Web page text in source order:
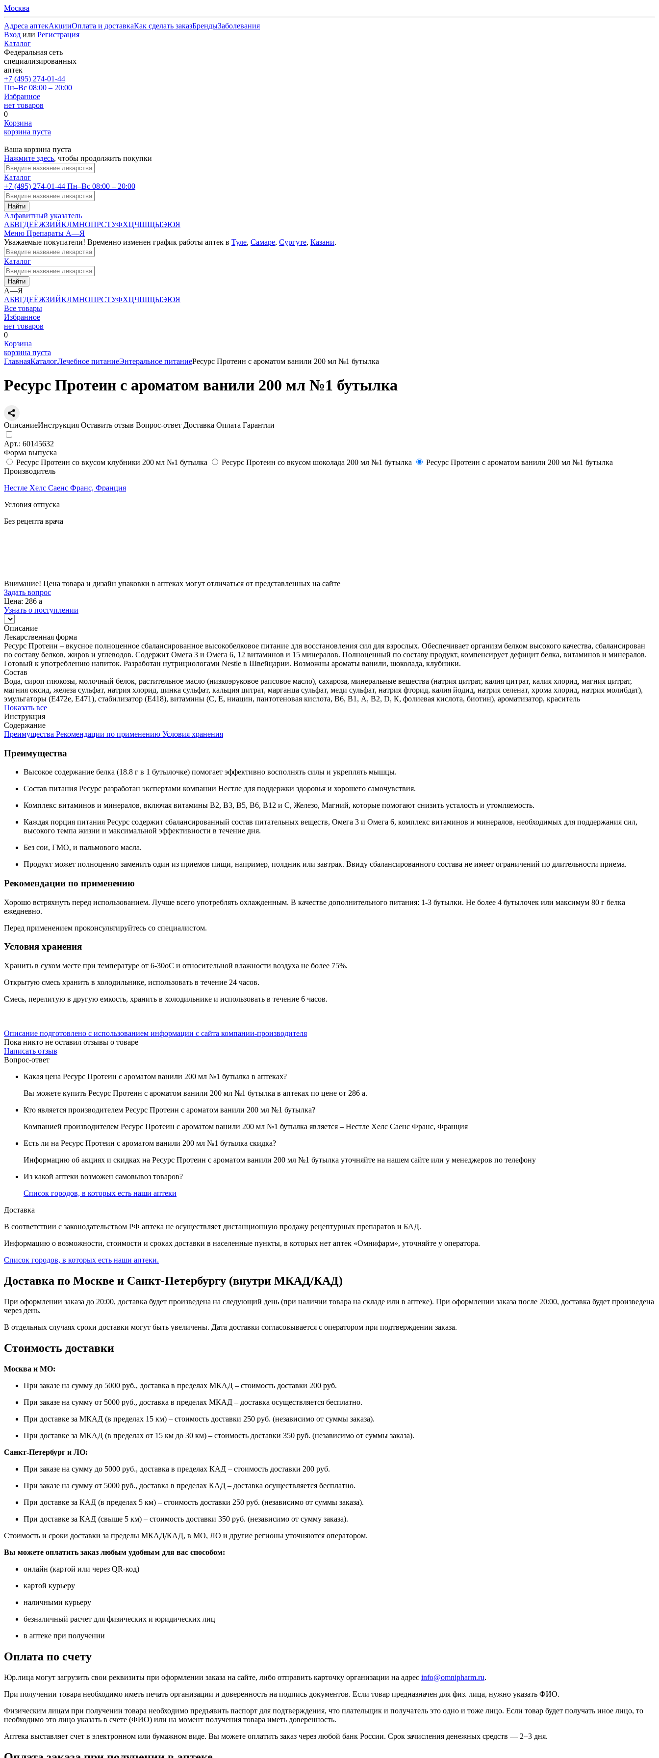
Москва
Адреса аптекАкцииОплата и доставкаКак сделать заказБрендыЗаболевания
Вход или Регистрация
Каталог
Федеральная сеть
специализированных
аптек
+7 (495) 274-01-44
Пн–Вс 08:00 – 20:00
Избранное
нет товаров
0
Корзина
корзина пуста
Ваша корзина пуста
Нажмите здесь, чтобы продолжить покупки
Каталог
+7 (495) 274-01-44 Пн–Вс 08:00 – 20:00
Найти
Алфавитный указатель
АБВГДЕЁЖЗИЙКЛМНОПРСТУФХЦЧШЩЫЭЮЯ
Меню Препараты А—Я
Уважаемые покупатели! Временно изменен график работы аптек в Туле, Самаре, Сургуте, Казани.
Каталог
Найти
А—Я
АБВГДЕЁЖЗИЙКЛМНОПРСТУФХЦЧШЩЫЭЮЯ
Все товары
Избранное
нет товаров
0
Корзина
корзина пуста
ГлавнаяКаталогЛечебное питаниеЭнтеральное питаниеРесурс Протеин с ароматом ванили 200 мл №1 бутылка
Ресурс Протеин с ароматом ванили 200 мл №1 бутылка
ОписаниеИнструкция Оставить отзыв Вопрос-ответ Доставка Оплата Гарантии
Арт.: 60145632
Форма выпуска
Ресурс Протеин со вкусом клубники 200 мл №1 бутылка
Ресурс Протеин со вкусом шоколада 200 мл №1 бутылка
Ресурс Протеин с ароматом ванили 200 мл №1 бутылка
Производитель
Нестле Хелс Саенс Франс, Франция
Условия отпуска
Без рецепта врача
Внимание! Цена товара и дизайн упаковки в аптеках могут отличаться от представленных на сайте
Задать вопрос
Цена: 286 a
Узнать о поступлении
Описание
Лекарственная форма
Ресурс Протеин – вкусное полноценное сбалансированное высокобелковое питание для восстановления сил для взрослых. Обеспечивает организм белком высокого качества, сбалансирован
по составу белков, жиров и углеводов. Содержит Омега 3 и Омега 6, 12 витаминов и 15 минералов. Полноценный по составу продукт, компенсирует дефицит белка, витаминов и минералов.
Готовый к употреблению напиток. Разработан нутрициологами Nestle в Швейцарии. Возможны ароматы ванили, шоколада, клубники.
Состав
Вода, сироп глюкозы, молочный белок, растительное масло (низкоэруковое рапсовое масло), сахароза, минеральные вещества (натрия цитрат, калия цитрат, калия хлорид, магния цитрат,
магния оксид, железа сульфат, натрия хлорид, цинка сульфат, кальция цитрат, марганца сульфат, меди сульфат, натрия фторид, калия йодид, натрия селенат, хрома хлорид, натрия молибдат),
эмульгаторы (Е472е, Е471), стабилизатор (Е418), витамины (С, Е, ниацин, пантотеновая кислота, В6, В1, А, В2, D, К, фолиевая кислота, биотин), ароматизатор, краситель
Показать все
Инструкция
Содержание
Преимущества Рекомендации по применению Условия хранения
Преимущества
Высокое содержание белка (18.8 г в 1 бутылочке) помогает эффективно восполнять силы и укреплять мышцы.
Состав питания Ресурс разработан экспертами компании Нестле для поддержки здоровья и хорошего самочувствия.
Комплекс витаминов и минералов, включая витамины B2, В3, В5, B6, B12 и С, Железо, Магний, которые помогают снизить усталость и утомляемость.
Каждая порция питания Ресурс содержит сбалансированный состав питательных веществ, Омега 3 и Омега 6, комплекс витаминов и минералов, необходимых для поддержания сил,
высокого темпа жизни и максимальной эффективности в течение дня.
Без сои, ГМО, и пальмового масла.
Продукт может полноценно заменить один из приемов пищи, например, полдник или завтрак. Ввиду сбалансированного состава не имеет ограничений по длительности приема.
Рекомендации по применению
Хорошо встряхнуть перед использованием. Лучше всего употреблять охлажденным. В качестве дополнительного питания: 1-3 бутылки. Не более 4 бутылочек или максимум 80 г белка
ежедневно.
Перед применением проконсультируйтесь со специалистом.
Условия хранения
Хранить в сухом месте при температуре от 6-30оС и относительной влажности воздуха не более 75%.
Открытую смесь хранить в холодильнике, использовать в течение 24 часов.
Смесь, перелитую в другую емкость, хранить в холодильнике и использовать в течение 6 часов.
Описание подготовлено с использованием информации с сайта компании-производителя
Пока никто не оставил отзывы о товаре
Написать отзыв
Вопрос-ответ
Какая цена Ресурс Протеин с ароматом ванили 200 мл №1 бутылка в аптеках?
Вы можете купить Ресурс Протеин с ароматом ванили 200 мл №1 бутылка в аптеках по цене от 286 a.
Кто является производителем Ресурс Протеин с ароматом ванили 200 мл №1 бутылка?
Компанией производителем Ресурс Протеин с ароматом ванили 200 мл №1 бутылка является – Нестле Хелс Саенс Франс, Франция
Есть ли на Ресурс Протеин с ароматом ванили 200 мл №1 бутылка скидка?
Информацию об акциях и скидках на Ресурс Протеин с ароматом ванили 200 мл №1 бутылка уточняйте на нашем сайте или у менеджеров по телефону
Из какой аптеки возможен самовывоз товаров?
Список городов, в которых есть наши аптеки
Доставка
В соответствии с законодательством РФ аптека не осуществляет дистанционную продажу рецептурных препаратов и БАД.
Информацию о возможности, стоимости и сроках доставки в населенные пункты, в которых нет аптек «Омнифарм», уточняйте у оператора.
Список городов, в которых есть наши аптеки.
Доставка по Москве и Санкт-Петербургу (внутри МКАД/КАД)
При оформлении заказа до 20:00, доставка будет произведена на следующий день (при наличии товара на складе или в аптеке). При оформлении заказа после 20:00, доставка будет произведена
через день.
В отдельных случаях сроки доставки могут быть увеличены. Дата доставки согласовывается с оператором при подтверждении заказа.
Стоимость доставки
Москва и МО:
При заказе на сумму до 5000 руб., доставка в пределах МКАД – стоимость доставки 200 руб.
При заказе на сумму от 5000 руб., доставка в пределах МКАД – доставка осуществляется бесплатно.
При доставке за МКАД (в пределах 15 км) – стоимость доставки 250 руб. (независимо от суммы заказа).
При доставке за МКАД (в пределах от 15 км до 30 км) – стоимость доставки 350 руб. (независимо от суммы заказа).
Санкт-Петербург и ЛО:
При заказе на сумму до 5000 руб., доставка в пределах КАД – стоимость доставки 200 руб.
При заказе на сумму от 5000 руб., доставка в пределах КАД – доставка осуществляется бесплатно.
При доставке за КАД (в пределах 5 км) – стоимость доставки 250 руб. (независимо от суммы заказа).
При доставке за КАД (свыше 5 км) – стоимость доставки 350 руб. (независимо от сумму заказа).
Стоимость и сроки доставки за пределы МКАД/КАД, в МО, ЛО и другие регионы уточняются оператором.
Вы можете оплатить заказ любым удобным для вас способом:
онлайн (картой или через QR-код)
картой курьеру
наличными курьеру
безналичный расчет для физических и юридических лиц
в аптеке при получении
Оплата по счету
Юр.лица могут загрузить свои реквизиты при оформлении заказа на сайте, либо отправить карточку организации на адрес info@omnipharm.ru.
При получении товара необходимо иметь печать организации и доверенность на подпись документов. Если товар предназначен для физ. лица, нужно указать ФИО.
Физическим лицам при получении товара необходимо предъявить паспорт для подтверждения, что плательщик и получатель это одно и тоже лицо. Если товар будет получать иное лицо, то
необходимо это лицо указать в счете (ФИО) или на момент получения товара иметь доверенность.
Аптека выставляет счет в электронном или бумажном виде. Вы можете оплатить заказ через любой банк России. Срок зачисления денежных средств — 2−3 дня.